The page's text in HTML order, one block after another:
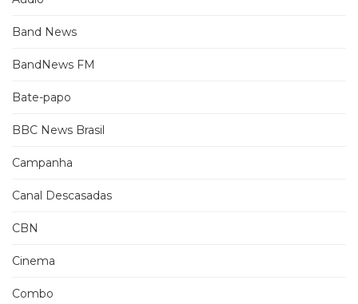
Band News
BandNews FM
Bate-papo
BBC News Brasil
Campanha
Canal Descasadas
CBN
Cinema
Combo